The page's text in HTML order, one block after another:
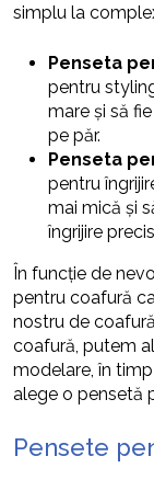
simplu la
Penseta
pentru
mare și să
pe păr.
Penseta
pentru
mai mică și
îngrijire
În funcție de
pentru coafură
nostru de
coafură, putem
modelare, în
alege o pensetă
Pensete